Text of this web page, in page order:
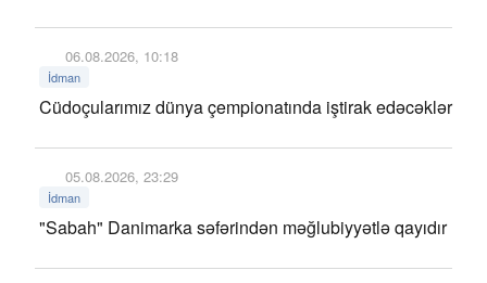
06.08.2026, 10:18
İdman
Cüdoçularımız dünya çempionatında iştirak edəcəklər
05.08.2026, 23:29
İdman
"Sabah" Danimarka səfərindən məğlubiyyətlə qayıdır